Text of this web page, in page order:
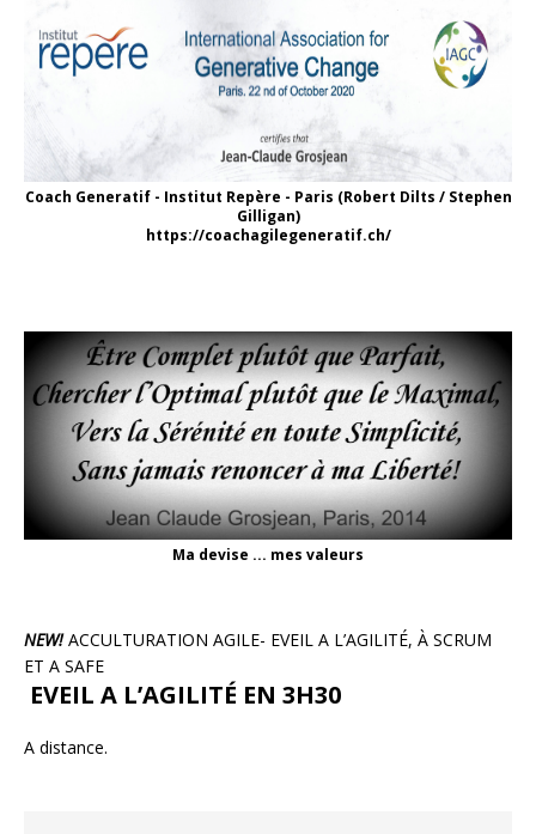
Coach Generatif - Institut Repère - Paris (Robert Dilts / Stephen
Gilligan)
https://coachagilegeneratif.ch/
Ma devise ... mes valeurs
NEW!ACCULTURATION AGILE- EVEIL A L’AGILITÉ, À SCRUM
ET A SAFE
EVEIL A L’AGILITÉ EN 3H30
A distance.